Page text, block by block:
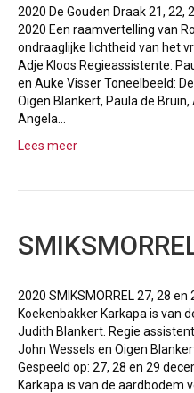
2020 De Gouden Draak 21,
2020 Een raamvertelling van
ondraaglijke lichtheid van het
Adje Kloos Regieassistente:
en Auke Visser Toneelbeeld:
Oigen Blankert, Paula de
Angela…
Lees meer
2020 SMIKSMORREL 27, 28 en
Koekenbakker Karkapa is van
Judith Blankert. Regie
John Wessels en Oigen
Gespeeld op: 27, 28 en 29
Karkapa is van de aardbodem